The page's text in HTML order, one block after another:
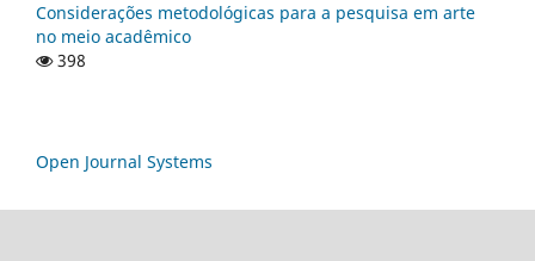
Considerações metodológicas para a pesquisa em arte
no meio acadêmico
398
Open Journal Systems